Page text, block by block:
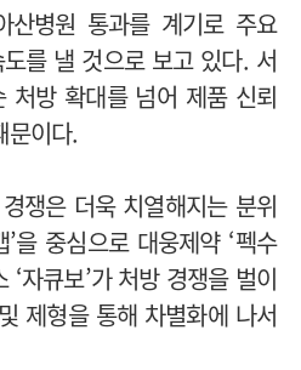
산병원 통과를 계기로 주요
를 낼 것으로 보고 있다. 서
처방 확대를 넘어 제품 신뢰
문이다.
쟁은 더욱 치열해지는 분위
을 중심으로 대웅제약 ‘펙수
‘자큐보’가 처방 경쟁을 벌이
제형을 통해 차별화에 나서